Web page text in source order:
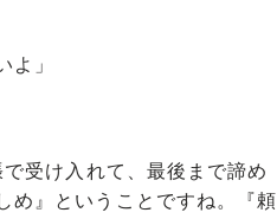
よ」
受け入れて、最後まで諦め
め』ということですね。『頼